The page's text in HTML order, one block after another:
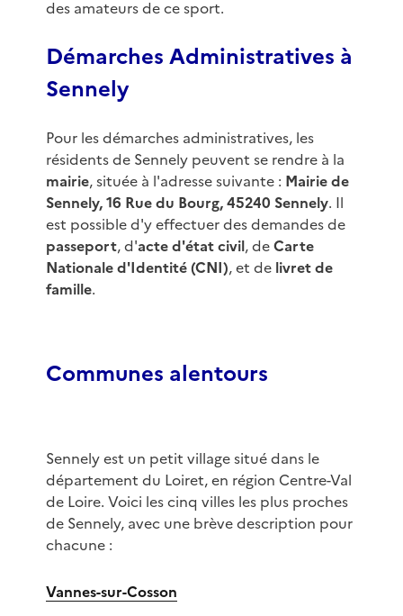
des amateurs de ce sport.
Démarches Administratives à
Sennely
Pour les démarches administratives, les
résidents de Sennely peuvent se rendre à la
mairie, située à l'adresse suivante : Mairie de
Sennely, 16 Rue du Bourg, 45240 Sennely. Il
est possible d'y effectuer des demandes de
passeport, d'acte d'état civil, deCarte
Nationale d'Identité (CNI), et de livret de
famille.
Communes alentours
Sennely est un petit village situé dans le
département du Loiret, en région Centre-Val
de Loire. Voici les cinq villes les plus proches
de Sennely, avec une brève description pour
chacune :
Vannes-sur-Cosson